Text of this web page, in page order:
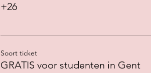
+26
Soort ticket
GRATIS voor studenten in Gent